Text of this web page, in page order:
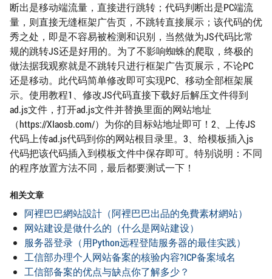
断出是移动端流量，直接进行跳转；代码判断出是PC端流
量，则直接无缝框架广告页，不跳转直接展示；该代码的优
秀之处，即是不容易被检测和识别，当然做为JS代码比常
规的跳转JS还是好用的。为了不影响蜘蛛的爬取，终极的
做法据我观察就是不跳转只进行框架广告页展示，不论PC
还是移动。此代码简单修改即可实现PC、移动全部框架展
示。使用教程1、修改JS代码直接下载好后解压文件得到
ad.js文件，打开ad.js文件并替换里面的网站地址
（https://XIaosb.com/）为你的目标站地址即可！2、上传JS
代码上传ad.js代码到你的网站根目录里。3、给模板插入js
代码把该代码插入到模板文件中保存即可。特别说明：不同
的程序放置方法不同，最后都要测试一下！
相关文章
阿裡巴巴網站設計（阿裡巴巴出品的免費素材網站）
网站建设是做什么的（什么是网站建设）
服务器登录（用Python远程登陆服务器的最佳实践）
工信部办理个人网站备案的核验内容?ICP备案域名
工信部备案的优点与缺点你了解多少？